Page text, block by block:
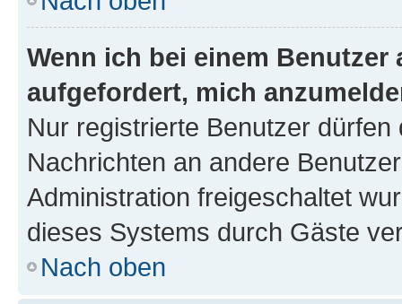
Wenn ich bei einem
aufgefordert, mich
Nur registrierte Benutzer
Nachrichten an andere
Administration freigeschaltet
dieses Systems durch Gäste
Nach oben